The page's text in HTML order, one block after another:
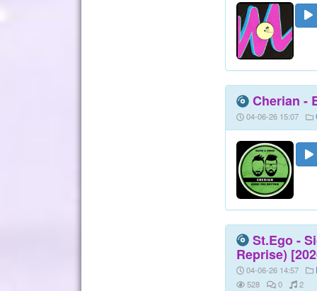
Cherian -
04-06-26 15:07
St.Ego -
Reprise)
04-06-26 14:57
528
0 2